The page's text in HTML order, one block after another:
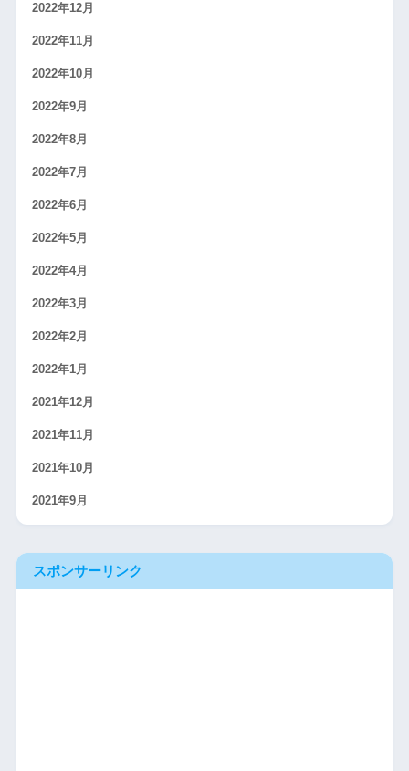
2022年12月
2022年11月
2022年10月
2022年9月
2022年8月
2022年7月
2022年6月
2022年5月
2022年4月
2022年3月
2022年2月
2022年1月
2021年12月
2021年11月
2021年10月
2021年9月
スポンサーリンク